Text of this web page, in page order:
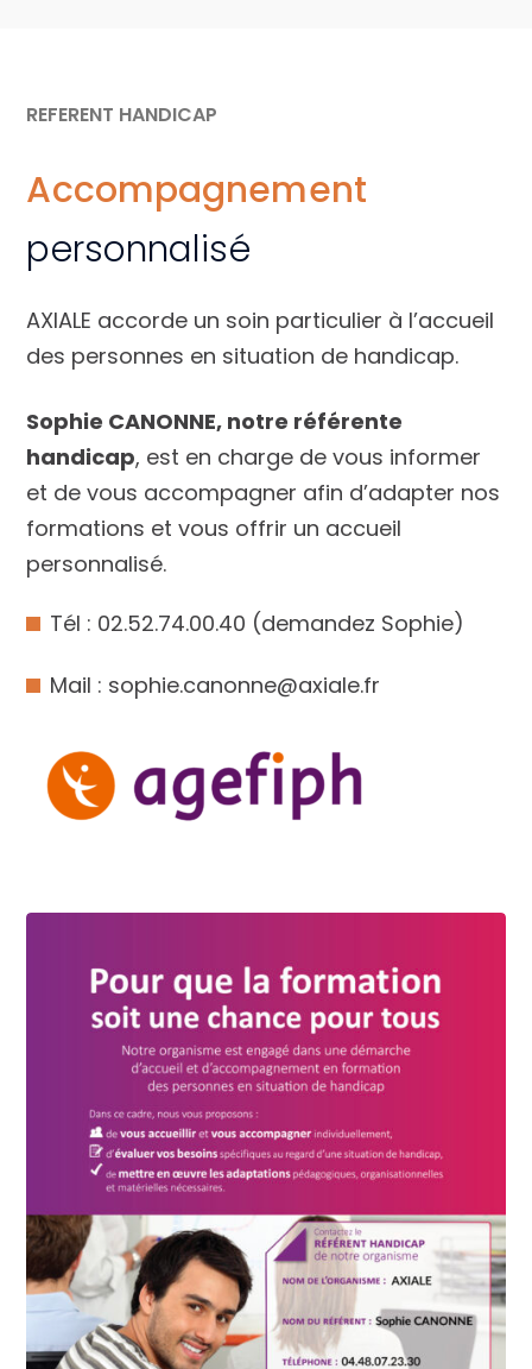
REFERENT HANDICAP
Accompagnement
personnalisé
AXIALE accorde un soin particulier à l’accueil
des personnes en situation de handicap.
Sophie CANONNE, notre référente
handicap, est en charge de vous informer
et de vous accompagner afin d’adapter nos
formations et vous offrir un accueil
personnalisé.
Tél : 02.52.74.00.40 (demandez Sophie)
Mail : sophie.canonne@axiale.fr